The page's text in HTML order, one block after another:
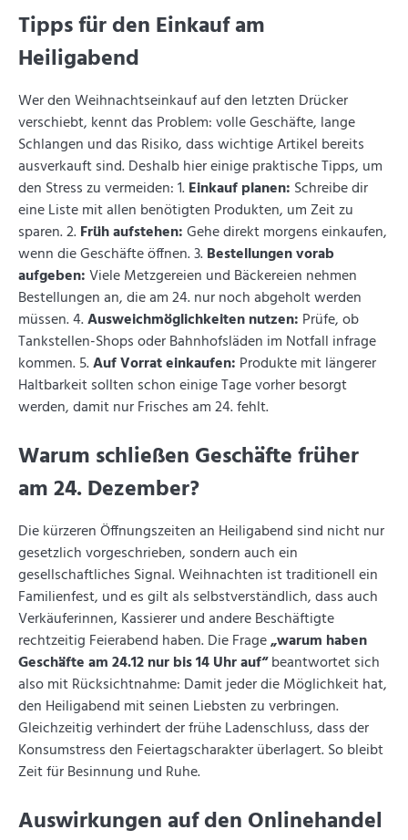
Tipps für den Einkauf am
Heiligabend
Wer den Weihnachtseinkauf auf den letzten Drücker
verschiebt, kennt das Problem: volle Geschäfte, lange
Schlangen und das Risiko, dass wichtige Artikel bereits
ausverkauft sind. Deshalb hier einige praktische Tipps, um
den Stress zu vermeiden: 1.Einkauf planen: Schreibe dir
eine Liste mit allen benötigten Produkten, um Zeit zu
sparen. 2.Früh aufstehen:Gehe direkt morgens einkaufen,
wenn die Geschäfte öffnen. 3.Bestellungen vorab
aufgeben:Viele Metzgereien und Bäckereien nehmen
Bestellungen an, die am 24. nur noch abgeholt werden
müssen. 4.Ausweichmöglichkeiten nutzen: Prüfe, ob
Tankstellen-Shops oder Bahnhofsläden im Notfall infrage
kommen. 5.Auf Vorrat einkaufen: Produkte mit längerer
Haltbarkeit sollten schon einige Tage vorher besorgt
werden, damit nur Frisches am 24. fehlt.
Warum schließen Geschäfte früher
am 24. Dezember?
Die kürzeren Öffnungszeiten an Heiligabend sind nicht nur
gesetzlich vorgeschrieben, sondern auch ein
gesellschaftliches Signal. Weihnachten ist traditionell ein
Familienfest, und es gilt als selbstverständlich, dass auch
Verkäuferinnen, Kassierer und andere Beschäftigte
rechtzeitig Feierabend haben. Die Frage„warum haben
Geschäfte am 24.12 nur bis 14 Uhr auf“beantwortet sich
also mit Rücksichtnahme: Damit jeder die Möglichkeit hat,
den Heiligabend mit seinen Liebsten zu verbringen.
Gleichzeitig verhindert der frühe Ladenschluss, dass der
Konsumstress den Feiertagscharakter überlagert. So bleibt
Zeit für Besinnung und Ruhe.
Auswirkungen auf den Onlinehandel